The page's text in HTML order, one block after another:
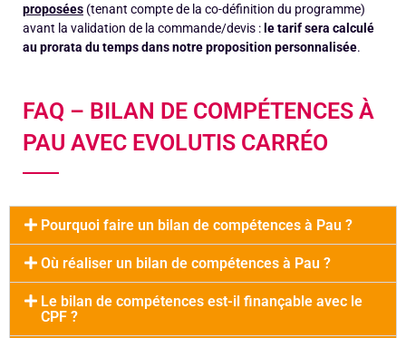
proposées (tenant compte de la co-définition du programme)
avant la validation de la commande/devis : le tarif sera calculé
au prorata du temps dans notre proposition personnalisée.
FAQ – BILAN DE COMPÉTENCES À
PAU AVEC EVOLUTIS CARRÉO
Pourquoi faire un bilan de compétences à Pau ?
Où réaliser un bilan de compétences à Pau ?
Le bilan de compétences est-il finançable avec le
CPF ?